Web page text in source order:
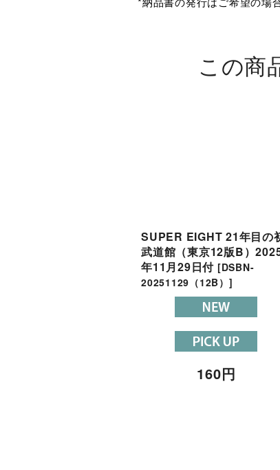
この商
SUPER EIGHT 21年目の
武道館（東京12版B）
年11月29日付 [DSBN-
20251129（12B） ]
160円